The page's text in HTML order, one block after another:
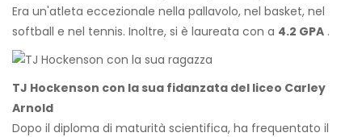
Era un'atleta eccezionale nella pallavolo, nel basket, nel
softball e nel tennis. Inoltre, si è laureata con a 4.2 GPA .
TJ Hockenson con la sua fidanzata del liceo Carley
Arnold
Dopo il diploma di maturità scientifica, ha frequentato il